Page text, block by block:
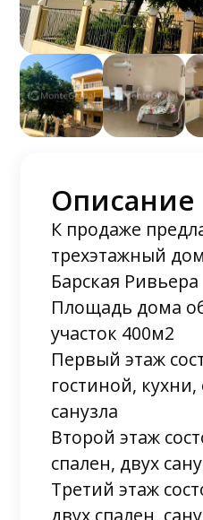
Описание
К продаже
трехэтажный
Барская Ривьера
Площадь дома
участок 400м2
Первый этаж
гостиной,
санузла
Второй этаж
спален, двух
Третий этаж
двух спален,